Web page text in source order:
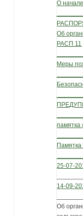
О
Об
РАСП 11
Меры
памятка
Памятка
25-07-
14-09-
Об